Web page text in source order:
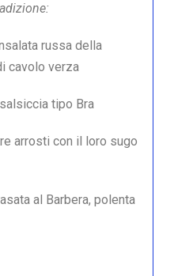
russa della
cavolo verza
tipo Bra
arrosti con il loro sugo
al Barbera, polenta